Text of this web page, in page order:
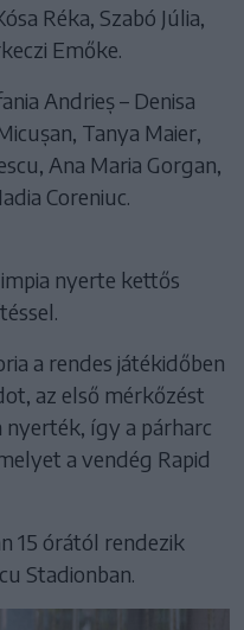
Réka, Szabó Júlia,
Emőke.
Andrieș – Denisa
Tanya Maier,
Ana Maria Gorgan,
Coreniuc.
nyerte kettős
a rendes játékidőben
az első mérkőzést
nyerték, így a párharc
a vendég Rapid
15 órától rendezik
Stadionban.